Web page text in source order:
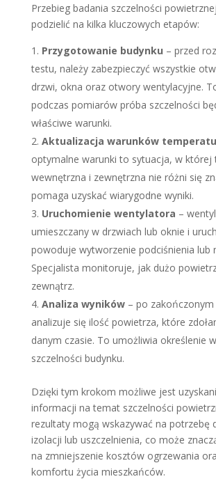
Przebieg badania szczelności
podzielić na kilka kluczowych etapów:
Przygotowanie budynku – przed
testu, należy zabezpieczyć wszystkie
drzwi, okna oraz otwory wentylacyjne.
podczas pomiarów próba szczelności
właściwe warunki.
Aktualizacja warunków
optymalne warunki to sytuacja, w której
wewnętrzna i zewnętrzna nie różni się
pomaga uzyskać wiarygodne wyniki.
Uruchomienie wentylatora –
umieszczany w drzwiach lub oknie i
powoduje wytworzenie podciśnienia lub
Specjalista monitoruje, jak dużo
zewnątrz.
Analiza wyników– po zakończonym
analizuje się ilość powietrza, które
danym czasie. To umożliwia określenie
szczelności budynku.
Dzięki tym krokom możliwe jest
informacji na temat szczelności
rezultaty mogą wskazywać na potrzebę
izolacji lub uszczelnienia, co może
na zmniejszenie kosztów ogrzewania
komfortu życia mieszkańców.